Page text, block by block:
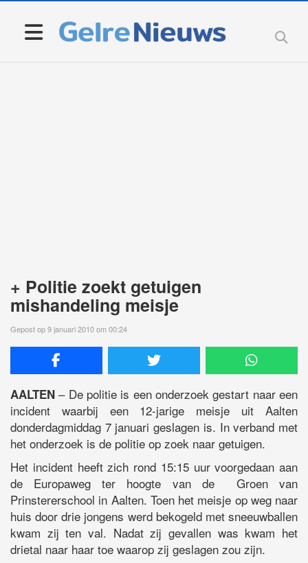
+ Politie zoekt getuigen
mishandeling meisje
Gepost op 9 januari 2010 om 00:24
AALTEN– De politie is een onderzoek gestart naar een
incident waarbij een 12-jarige meisje uit Aalten
donderdagmiddag 7 januari geslagen is. In verband met
het onderzoek is de politie op zoek naar getuigen.
Het incident heeft zich rond 15:15 uur voorgedaan aan
de Europaweg ter hoogte van de Groen van
Prinstererschool in Aalten. Toen het meisje op weg naar
huis door drie jongens werd bekogeld met sneeuwballen
kwam zij ten val. Nadat zij gevallen was kwam het
drietal naar haar toe waarop zij geslagen zou zijn.